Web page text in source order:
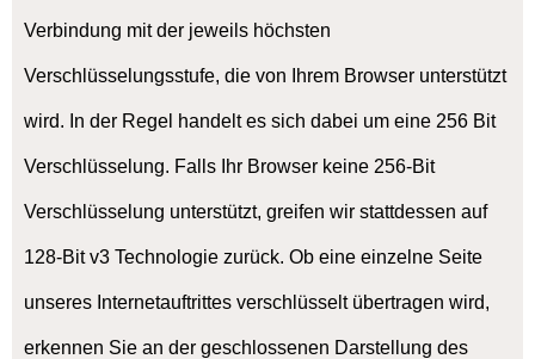
Verbindung mit der jeweils höchsten
Verschlüsselungsstufe, die von Ihrem Browser unterstützt
wird. In der Regel handelt es sich dabei um eine 256 Bit
Verschlüsselung. Falls Ihr Browser keine 256-Bit
Verschlüsselung unterstützt, greifen wir stattdessen auf
128-Bit v3 Technologie zurück. Ob eine einzelne Seite
unseres Internetauftrittes verschlüsselt übertragen wird,
erkennen Sie an der geschlossenen Darstellung des